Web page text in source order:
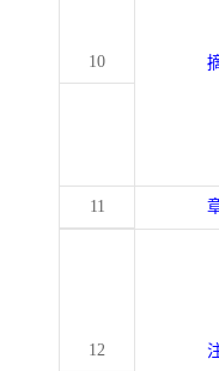
10
11
12